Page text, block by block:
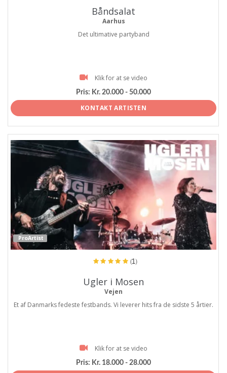
Båndsalat
Aarhus
Det ultimative partyband
Klik for at se video
Pris: Kr. 20.000 - 50.000
KONTAKT ARTISTEN
ProArtist
(1)
Ugler i Mosen
Vejen
Et af Danmarks fedeste festbands. Vi leverer hits fra de sidste 5 årtier.
Klik for at se video
Pris: Kr. 18.000 - 28.000